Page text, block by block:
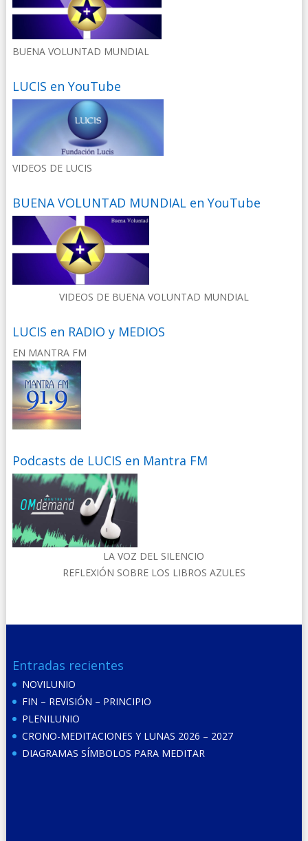
BUENA VOLUNTAD MUNDIAL
LUCIS en YouTube
VIDEOS DE LUCIS
BUENA VOLUNTAD MUNDIAL en YouTube
VIDEOS DE BUENA VOLUNTAD MUNDIAL
LUCIS en RADIO y MEDIOS
EN MANTRA FM
Podcasts de LUCIS en Mantra FM
LA VOZ DEL SILENCIO
REFLEXIÓN SOBRE LOS LIBROS AZULES
Entradas recientes
NOVILUNIO
FIN – REVISIÓN – PRINCIPIO
PLENILUNIO
CRONO-MEDITACIONES Y LUNAS 2026 – 2027
DIAGRAMAS SÍMBOLOS PARA MEDITAR